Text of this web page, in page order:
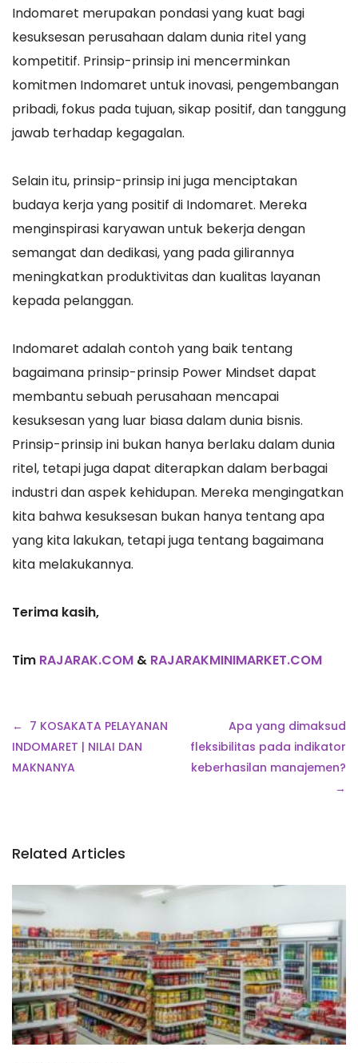
Indomaret merupakan pondasi yang kuat bagi
kesuksesan perusahaan dalam dunia ritel yang
kompetitif. Prinsip-prinsip ini mencerminkan
komitmen Indomaret untuk inovasi, pengembangan
pribadi, fokus pada tujuan, sikap positif, dan tanggung
jawab terhadap kegagalan.
Selain itu, prinsip-prinsip ini juga menciptakan
budaya kerja yang positif di Indomaret. Mereka
menginspirasi karyawan untuk bekerja dengan
semangat dan dedikasi, yang pada gilirannya
meningkatkan produktivitas dan kualitas layanan
kepada pelanggan.
Indomaret adalah contoh yang baik tentang
bagaimana prinsip-prinsip Power Mindset dapat
membantu sebuah perusahaan mencapai
kesuksesan yang luar biasa dalam dunia bisnis.
Prinsip-prinsip ini bukan hanya berlaku dalam dunia
ritel, tetapi juga dapat diterapkan dalam berbagai
industri dan aspek kehidupan. Mereka mengingatkan
kita bahwa kesuksesan bukan hanya tentang apa
yang kita lakukan, tetapi juga tentang bagaimana
kita melakukannya.
Terima kasih,
Tim RAJARAK.COM & RAJARAKMINIMARKET.COM
Navigasi
pos
7 KOSAKATA PELAYANAN
INDOMARET | NILAI DAN
MAKNANYA
Apa yang dimaksud
fleksibilitas pada indikator
keberhasilan manajemen?
Related Articles